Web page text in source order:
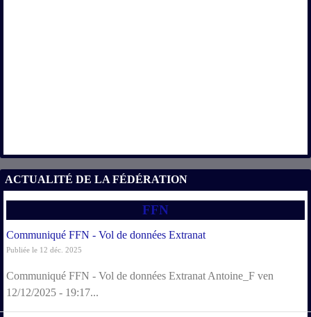
ACTUALITÉ DE LA FÉDÉRATION
FFN
Communiqué FFN - Vol de données Extranat
Publiée le 12 déc. 2025
Communiqué FFN - Vol de données Extranat Antoine_F ven
12/12/2025 - 19:17...